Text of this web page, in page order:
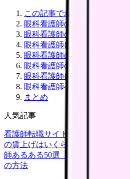
この記事でわかること
眼科看護師の仕事内容｜1日
眼科看護師の年収・給料｜
眼科看護師に必要なスキル・
眼科看護師のメリット5つ
眼科看護師のデメリット・大
眼科看護師に向いている人・
眼科看護師への転職方法と注
まとめ
人気記事
看護師転職サイトランキングTOP5
の賃上げはいくら？2026年度の最
師あるある50選【共感必至】
看護
の方法